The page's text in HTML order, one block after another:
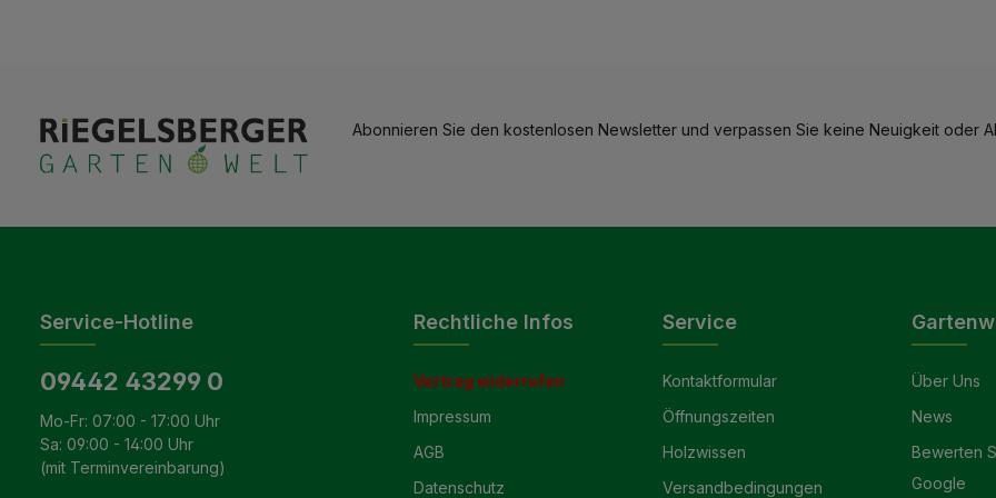
Abonnieren Sie den kostenlosen Newsletter und verpassen Sie keine Neuigkeit oder
Service-Hotline
09442 43299 0
Mo-Fr: 07:00 - 17:00 Uhr
Sa: 09:00 - 14:00 Uhr
(mit Terminvereinbarung)
Rechtliche Infos
Vertrag widerrufen
Impressum
AGB
Datenschutz
Service
Kontaktformular
Öffnungszeiten
Holzwissen
Versandbedingungen
Über Uns
News
Bewerten
Google